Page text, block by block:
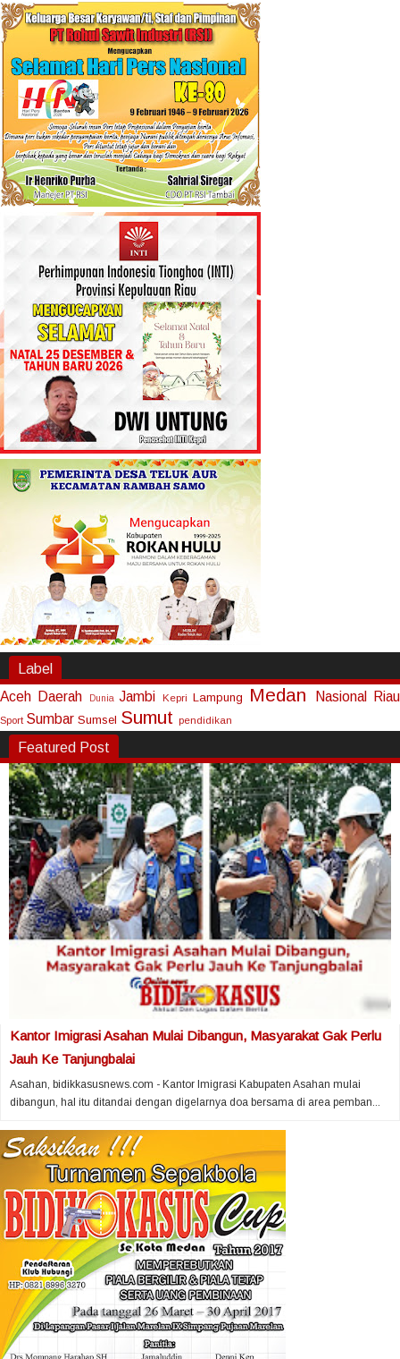
Label
Aceh Daerah Dunia Jambi Kepri Lampung Medan Nasional Riau
Sport Sumbar Sumsel Sumut pendidikan
Featured Post
Kantor Imigrasi Asahan Mulai Dibangun, Masyarakat Gak Perlu
Jauh Ke Tanjungbalai
Asahan, bidikkasusnews.com - Kantor Imigrasi Kabupaten Asahan mulai
dibangun, hal itu ditandai dengan digelarnya doa bersama di area pemban...